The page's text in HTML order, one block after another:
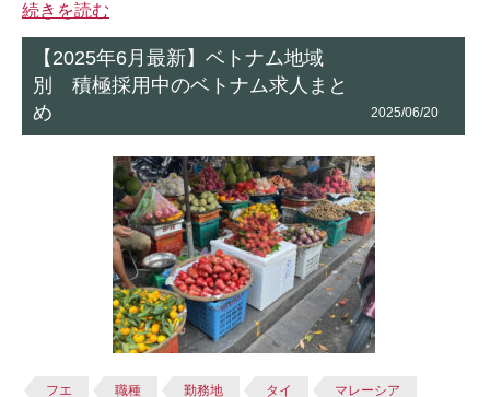
続きを読む
【2025年6月最新】ベトナム地域
別 積極採用中のベトナム求人まと
め
2025/06/20
フエ 職種 勤務地 タイ マレーシア